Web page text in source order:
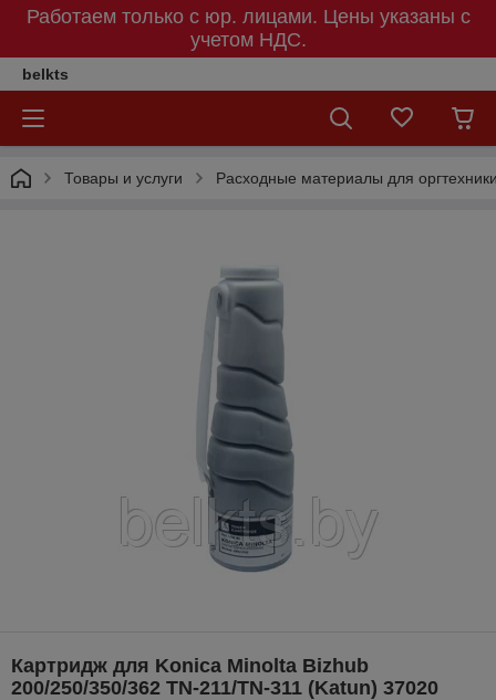
Работаем только с юр. лицами. Цены указаны c
учетом НДС.
belkts
Товары и услуги Расходные материалы для
Картридж для Konica Minolta Bizhub
200/250/350/362 TN-211/TN-311 (Katun) 37020